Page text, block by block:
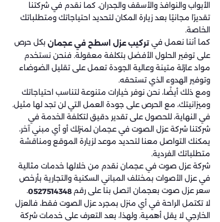
الأبواب والنوافذ والأسقف والجدران. كما نقدم في شركتنا
تقديرًا مجانيًا بعد زيارة المكان لتحديد احتياجاتك ومتطلباتك
الخاصة.
كما أننا نعمل في تركيب عزل اسطح في عجمان بكل حرص
على توفير الحلول الأفضل بتكلفة معقولة. فنحن نستخدم
مواد عازلة متينة وعالية الجودة تعمل على تقليل الضوضاء
وتوفير الهدوء الذي تستحقه.
ومع ذلك أيضًا، نحن نوفر خيارات متنوعة لتناسب احتياجاتك
وميزانيتك، مع الحرص على جودة العمل التي لن تجد لها مثيل.
في النهاية، للحصول على تقدير دقيق لتكلفة الخدمة في
شركتنا شركة عزل الصوت في عجمان لمنزلك أو أي مبني آخر،
يمكنك التواصل معنا لتحديد موعد لزيارة الموقع ومناقشة
متطلباتك الفردية.
شركة عزل صوت في عجمان نقدم من خلالها خدمات مثالية
في عزل الأصوات بمختلف المباني السكنية والتجارية بأرخص
سعر عزل صوت بعجمان اتصل بنا على رقم 0527514348
.
لا تكتمل الراحة في أي منزل بمجرد عزل الصوت فقط، فالعزل
الخارجي لا يقل أهمية. ولهذا، بعد التعرف على خدمات شركة